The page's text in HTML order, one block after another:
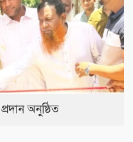
প্রদান অনুষ্ঠিত